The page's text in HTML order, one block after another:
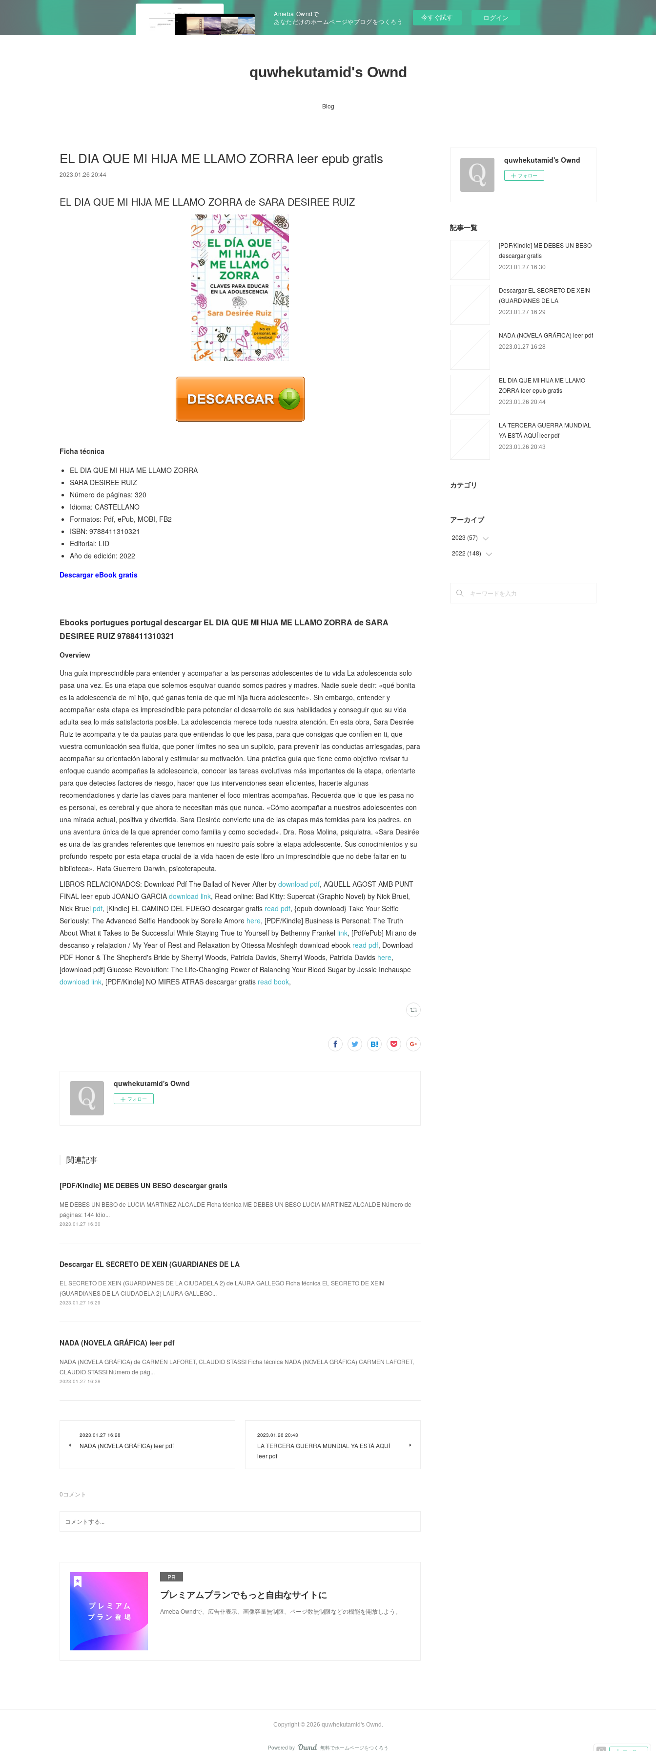
Ameba Owndで
あなただけのホームページやブログをつくろう
今すぐ試す ログイン
quwhekutamid's Ownd
Blog
EL DIA QUE MI HIJA ME LLAMO ZORRA leer epub gratis
2023.01.26 20:44
EL DIA QUE MI HIJA ME LLAMO ZORRA de SARA DESIREE RUIZ
Ficha técnica
EL DIA QUE MI HIJA ME LLAMO ZORRA
SARA DESIREE RUIZ
Número de páginas: 320
Idioma: CASTELLANO
Formatos: Pdf, ePub, MOBI, FB2
ISBN: 9788411310321
Editorial: LID
Año de edición: 2022
Descargar eBook gratis
Ebooks portugues portugal descargar EL DIA QUE MI HIJA ME LLAMO ZORRA de SARA
DESIREE RUIZ 9788411310321
Overview
Una guía imprescindible para entender y acompañar a las personas adolescentes de tu vida La adolescencia solo
pasa una vez. Es una etapa que solemos esquivar cuando somos padres y madres. Nadie suele decir: «qué bonita
es la adolescencia de mi hijo, qué ganas tenía de que mi hija fuera adolescente». Sin embargo, entender y
acompañar esta etapa es imprescindible para potenciar el desarrollo de sus habilidades y conseguir que su vida
adulta sea lo más satisfactoria posible. La adolescencia merece toda nuestra atención. En esta obra, Sara Desirée
Ruiz te acompaña y te da pautas para que entiendas lo que les pasa, para que consigas que confíen en ti, que
vuestra comunicación sea fluida, que poner límites no sea un suplicio, para prevenir las conductas arriesgadas, para
acompañar su orientación laboral y estimular su motivación. Una práctica guía que tiene como objetivo revisar tu
enfoque cuando acompañas la adolescencia, conocer las tareas evolutivas más importantes de la etapa, orientarte
para que detectes factores de riesgo, hacer que tus intervenciones sean eficientes, hacerte algunas
recomendaciones y darte las claves para mantener el foco mientras acompañas. Recuerda que lo que les pasa no
es personal, es cerebral y que ahora te necesitan más que nunca. «Cómo acompañar a nuestros adolescentes con
una mirada actual, positiva y divertida. Sara Desirée convierte una de las etapas más temidas para los padres, en
una aventura única de la que aprender como familia y como sociedad». Dra. Rosa Molina, psiquiatra. «Sara Desirée
es una de las grandes referentes que tenemos en nuestro país sobre la etapa adolescente. Sus conocimientos y su
profundo respeto por esta etapa crucial de la vida hacen de este libro un imprescindible que no debe faltar en tu
biblioteca». Rafa Guerrero Darwin, psicoterapeuta.
LIBROS RELACIONADOS: Download Pdf The Ballad of Never After by download pdf, AQUELL AGOST AMB PUNT
FINAL leer epub JOANJO GARCIA download link, Read online: Bad Kitty: Supercat (Graphic Novel) by Nick Bruel,
Nick Bruel pdf, [Kindle] EL CAMINO DEL FUEGO descargar gratis read pdf, {epub download} Take Your Selfie
Seriously: The Advanced Selfie Handbook by Sorelle Amore here, [PDF/Kindle] Business is Personal: The Truth
About What it Takes to Be Successful While Staying True to Yourself by Bethenny Frankel link, [Pdf/ePub] Mi ano de
descanso y relajacion / My Year of Rest and Relaxation by Ottessa Moshfegh download ebook read pdf, Download
PDF Honor & The Shepherd's Bride by Sherryl Woods, Patricia Davids, Sherryl Woods, Patricia Davids here,
[download pdf] Glucose Revolution: The Life-Changing Power of Balancing Your Blood Sugar by Jessie Inchauspe
download link, [PDF/Kindle] NO MIRES ATRAS descargar gratis read book,
quwhekutamid's Ownd
フォロー
関連記事
[PDF/Kindle] ME DEBES UN BESO descargar gratis
ME DEBES UN BESO de LUCIA MARTINEZ ALCALDE Ficha técnica ME DEBES UN BESO LUCIA MARTINEZ ALCALDE Número de
páginas: 144 Idio...
2023.01.27 16:30
Descargar EL SECRETO DE XEIN (GUARDIANES DE LA
EL SECRETO DE XEIN (GUARDIANES DE LA CIUDADELA 2) de LAURA GALLEGO Ficha técnica EL SECRETO DE XEIN
(GUARDIANES DE LA CIUDADELA 2) LAURA GALLEGO...
2023.01.27 16:29
NADA (NOVELA GRÁFICA) leer pdf
NADA (NOVELA GRÁFICA) de CARMEN LAFORET, CLAUDIO STASSI Ficha técnica NADA (NOVELA GRÁFICA) CARMEN LAFORET,
CLAUDIO STASSI Número de pág...
2023.01.27 16:28
2023.01.27 16:28
NADA (NOVELA GRÁFICA) leer pdf
2023.01.26 20:43
LA TERCERA GUERRA MUNDIAL YA ESTÁ AQUÍ
leer pdf
0コメント
PR
プレミアムプランでもっと自由なサイトに
Ameba Owndで、広告非表示、画像容量無制限、ページ数無制限などの機能を開放しよう。
quwhekutamid's Ownd
フォロー
記事一覧
[PDF/Kindle] ME DEBES UN BESO
descargar gratis
2023.01.27 16:30
Descargar EL SECRETO DE XEIN
(GUARDIANES DE LA
2023.01.27 16:29
NADA (NOVELA GRÁFICA) leer pdf
2023.01.27 16:28
EL DIA QUE MI HIJA ME LLAMO
ZORRA leer epub gratis
2023.01.26 20:44
LA TERCERA GUERRA MUNDIAL
YA ESTÁ AQUÍ leer pdf
2023.01.26 20:43
カテゴリ
アーカイブ
2023 (57)
(57
2022 (148)
(
Copyright © 2026 quwhekutamid's Ownd .
Powered by 無料でホームページをつくろう